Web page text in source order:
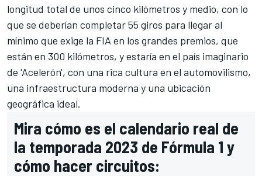
longitud total de unos cinco kilómetros y medio, con lo
que se deberían completar 55 giros para llegar al
mínimo que exige la FIA en los grandes premios, que
están en 300 kilómetros, y estaría en el país imaginario
de 'Acelerón', con una rica cultura en el automovilismo,
una infraestructura moderna y una ubicación
geográfica ideal.
Mira cómo es el calendario real de
la temporada 2023 de Fórmula 1 y
cómo hacer circuitos: